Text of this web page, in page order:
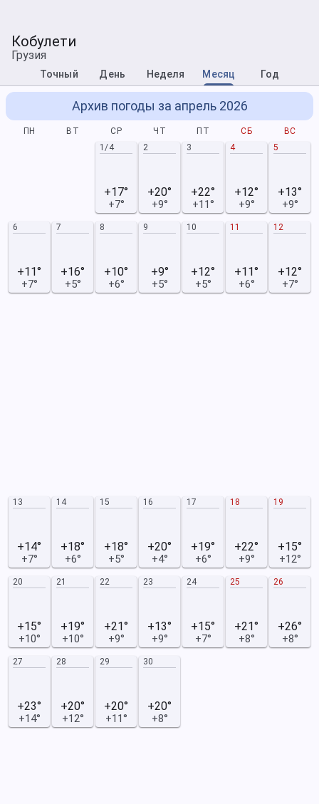
Кобулети
Грузия
Точный День Неделя Месяц Год
Архив погоды за апрель 2026
ПН ВТ СР ЧТ ПТ СБ
ВС
1/4
+17°
+7°
2
+20°
+9°
3
+22°
+11°
4
+12°
+9°
5
+13°
+9°
6
+11°
+7°
7
+16°
+5°
8
+10°
+6°
9
+9°
+5°
10
+12°
+5°
11
+11°
+6°
12
+12°
+7°
13
+14°
+7°
14
+18°
+6°
15
+18°
+5°
16
+20°
+4°
17
+19°
+6°
18
+22°
+9°
19
+15°
+12°
20
+15°
+10°
21
+19°
+10°
22
+21°
+9°
23
+13°
+9°
24
+15°
+7°
25
+21°
+8°
26
+26°
+8°
27
+23°
+14°
28
+20°
+12°
29
+20°
+11°
30
+20°
+8°